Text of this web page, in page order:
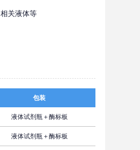
关液体等
包装
液体试剂瓶＋酶标板
液体试剂瓶＋酶标板